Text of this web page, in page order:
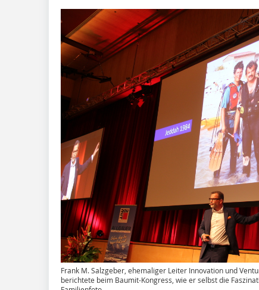
Frank M. Salzgeber, ehemaliger Leiter Innovation und
berichtete beim Baumit-Kongress, wie er selbst die